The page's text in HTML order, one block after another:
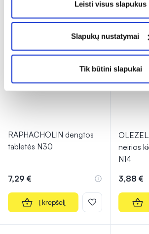
Leisti visus slapukus
Slapukų nustatymai
Tik būtini slapukai
RAPHACHOLIN dengtos
tabletės N30
7,29 €
Į krepšelį
neirios
N14
3,88 €